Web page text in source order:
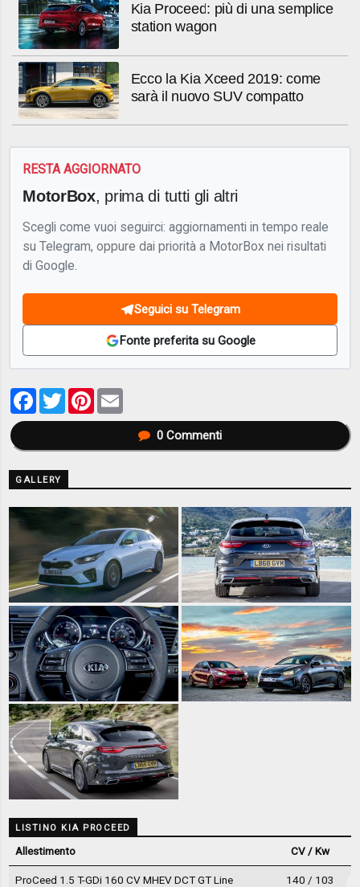
Kia Proceed: più di una semplice
station wagon
Ecco la Kia Xceed 2019: come
sarà il nuovo SUV compatto
RESTA AGGIORNATO
MotorBox, prima di tutti gli altri
Scegli come vuoi seguirci: aggiornamenti in tempo reale
su Telegram, oppure dai priorità a MotorBox nei risultati
di Google.
Seguici su Telegram
Fonte preferita su Google
Facebook
TwitterPinterest
0Commenti
GALLERY
LISTINO KIA PROCEED
Allestimento CV / Kw
ProCeed 1.5 T-GDi 160 CV MHEV DCT GT Line 140 / 103